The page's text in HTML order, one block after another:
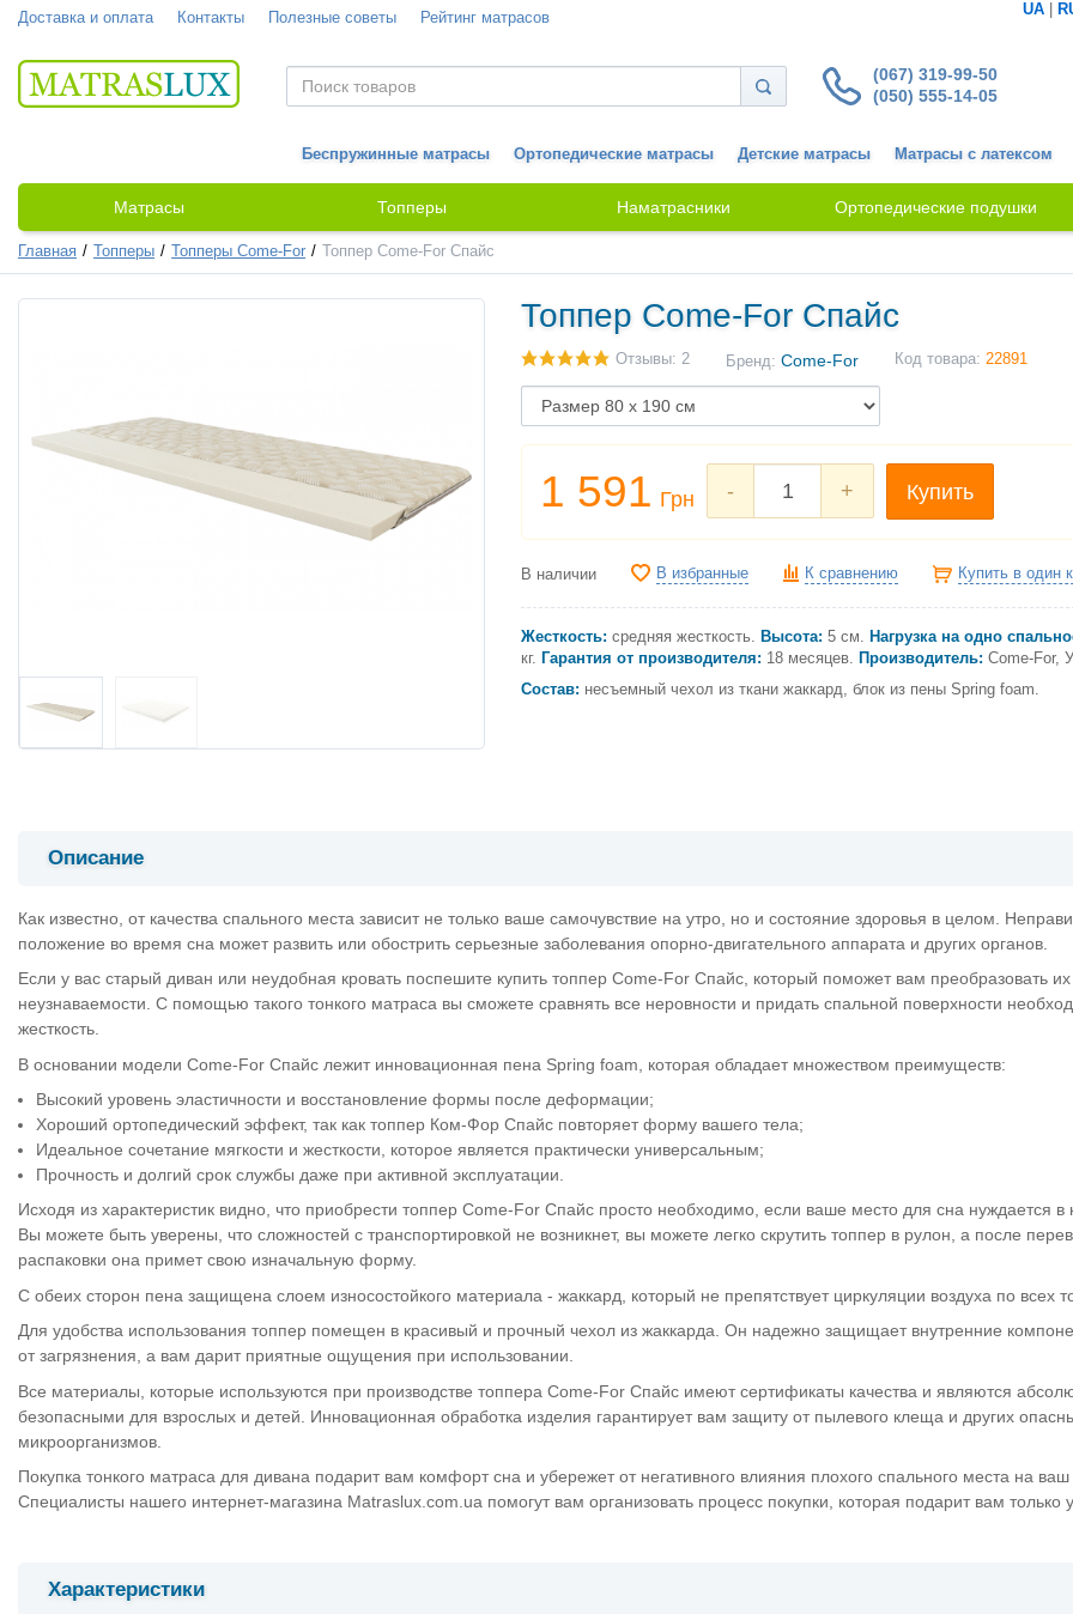
Доставка и оплата Контакты Полезные советы Рейтинг матрасов UA
(067) 319-99-50
(050) 555-14-05
Беспружинные матрасы Ортопедические матрасы Детские матрасы Матрасы с латексом
Матрасы Топперы Наматрасники Ортопедические подушки
Главная Топперы Топперы Come-For Топпер Come-For Спайс
Топпер Come-For Спайс
Отзывы: 2 Бренд: Come-For Код товара: 22891
1 591 Грн - + Купить
В наличии В избранные К сравнению Купить в один
Жесткость: средняя жесткость. Высота: 5 см. Нагрузка на одно
кг. Гарантия от производителя: 18 месяцев. Производитель: Come-For,
Состав: несъемный чехол из ткани жаккард, блок из пены Spring foam.
Описание
Как известно, от качества спального места зависит не только ваше самочувствие на утро, но и состояние здоровья в целом.
положение во время сна может развить или обострить серьезные заболевания опорно-двигательного аппарата и других органов.
Если у вас старый диван или неудобная кровать поспешите купить топпер Come-For Спайс, который поможет вам преобразовать
неузнаваемости. С помощью такого тонкого матраса вы сможете сравнять все неровности и придать спальной поверхности
жесткость.
В основании модели Come-For Спайс лежит инновационная пена Spring foam, которая обладает множеством преимуществ:
Высокий уровень эластичности и восстановление формы после деформации;
Хороший ортопедический эффект, так как топпер Ком-ФорСпайс повторяет форму вашего тела;
Идеальное сочетание мягкости и жесткости, которое является практически универсальным;
Прочность и долгий срок службы даже при активной эксплуатации.
Исходя из характеристик видно, что приобрести топпер Come-For Спайс просто необходимо, если ваше место для сна нуждается в
Вы можете быть уверены, что сложностей с транспортировкой не возникнет, вы можете легко скрутить топпер в рулон, а после
распаковки она примет свою изначальную форму.
С обеих сторон пена защищена слоем износостойкого материала - жаккард, который не препятствует циркуляции воздуха по всех
Для удобства использования топпер помещен в красивый и прочный чехол из жаккарда. Он надежно защищает внутренние
от загрязнения, а вам дарит приятные ощущения при использовании.
Все материалы, которые используются при производстве топпера Come-For Спайс имеют сертификаты качества и являются
безопасными для взрослых и детей. Инновационная обработка изделия гарантирует вам защиту от пылевого клеща и других
микроорганизмов.
Покупка тонкого матраса для дивана подарит вам комфорт сна и убережет от негативного влияния плохого спального места на ваш
Специалисты нашего интернет-магазина Matraslux.com.ua помогут вам организовать процесс покупки, которая подарит вам только
Характеристики